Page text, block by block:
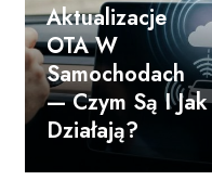
Aktualizacje
OTA W
Samochodach
— Czym Są I Jak
Działają?